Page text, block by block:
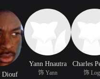
Diouf
Yann Hnautra
饰 Yann
Charles
饰